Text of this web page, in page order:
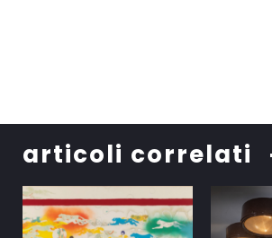
articoli correlati